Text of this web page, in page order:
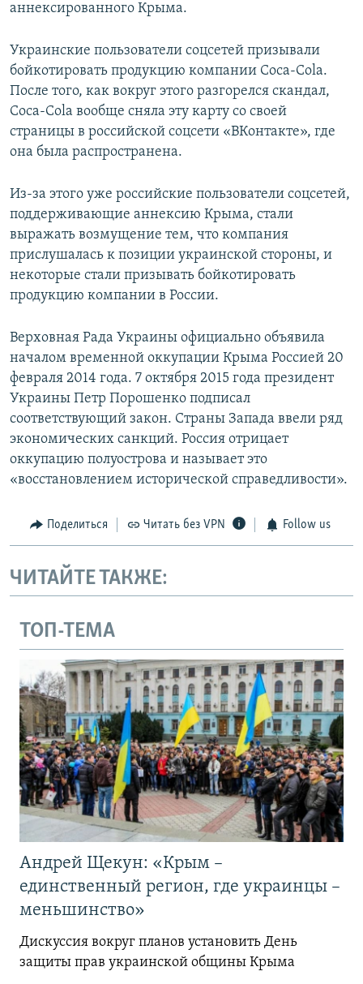
аннексированного Крыма.
Украинские пользователи соцсетей призывали
бойкотировать продукцию компании Coca-Cola.
После того, как вокруг этого разгорелся скандал,
Coca-Cola вообще сняла эту карту со своей
страницы в российской соцсети «ВКонтакте», где
она была распространена.
Из-за этого уже российские пользователи соцсетей,
поддерживающие аннексию Крыма, стали
выражать возмущение тем, что компания
прислушалась к позиции украинской стороны, и
некоторые стали призывать бойкотировать
продукцию компании в России.
Верховная Рада Украины официально объявила
началом временной оккупации Крыма Россией 20
февраля 2014 года. 7 октября 2015 года президент
Украины Петр Порошенко подписал
соответствующий закон. Страны Запада ввели ряд
экономических санкций. Россия отрицает
оккупацию полуострова и называет это
«восстановлением исторической справедливости».
Поделиться Читать без VPN Follow us
ЧИТАЙТЕ ТАКЖЕ:
ТОП-ТЕМА
Андрей Щекун: «Крым –
единственный регион, где украинцы –
меньшинство»
Дискуссия вокруг планов установить День
защиты прав украинской общины Крыма